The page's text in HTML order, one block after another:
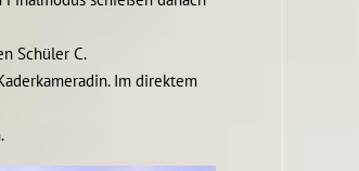
Schüler C.
Im direktem